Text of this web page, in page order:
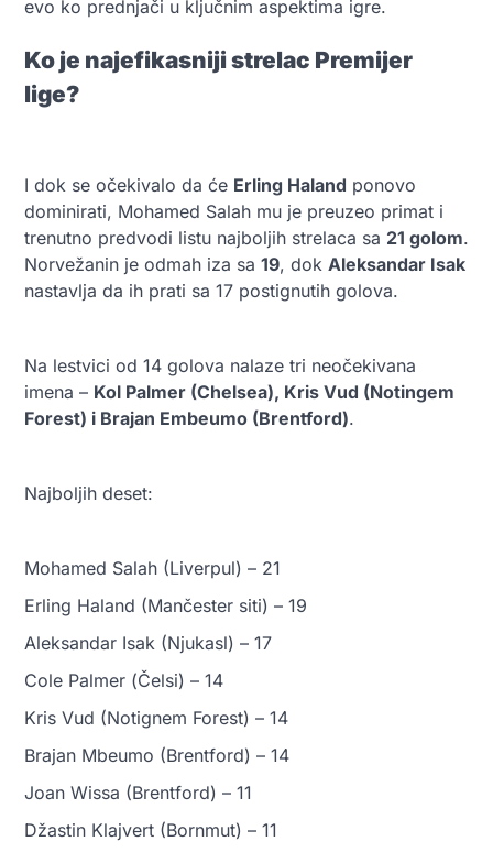
evo ko prednjači u ključnim aspektima igre.
Ko je najefikasniji strelac Premijer
lige?
I dok se očekivalo da će Erling Haland ponovo
dominirati, Mohamed Salah mu je preuzeo primat i
trenutno predvodi listu najboljih strelaca sa 21 golom.
Norvežanin je odmah iza sa 19, dok Aleksandar Isak
nastavlja da ih prati sa 17 postignutih golova.
Na lestvici od 14 golova nalaze tri neočekivana
imena – Kol Palmer (Chelsea), Kris Vud (Notingem
Forest) i Brajan Embeumo (Brentford).
Najboljih deset:
Mohamed Salah (Liverpul) – 21
Erling Haland (Mančester siti) – 19
Aleksandar Isak (Njukasl) – 17
Cole Palmer (Čelsi) – 14
Kris Vud (Notignem Forest) – 14
Brajan Mbeumo (Brentford) – 14
Joan Wissa (Brentford) – 11
Džastin Klajvert (Bornmut) – 11